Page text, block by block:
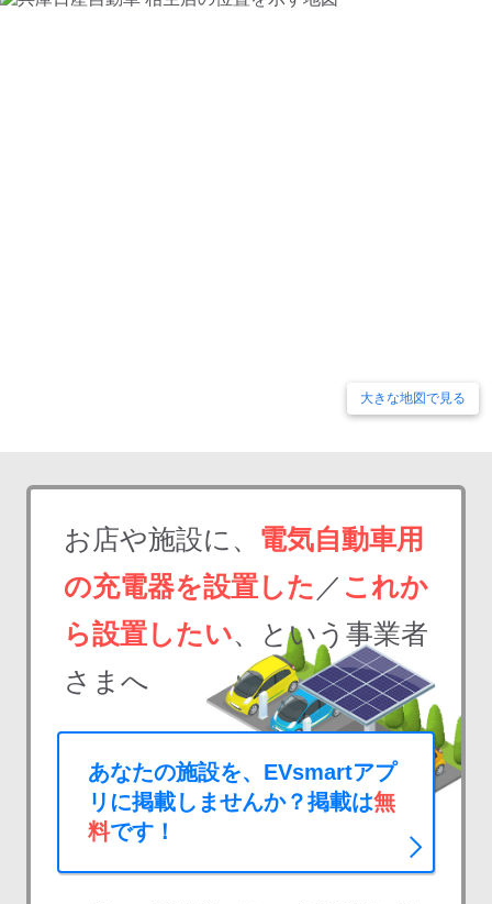
大きな地図で見る
お店や施設に、 電気自動車用
の充電器を設置した ／ これか
ら設置したい、という事業者
さまへ
あなたの施設を、EVsmartアプ
リに掲載しませんか？掲載は無
料です！